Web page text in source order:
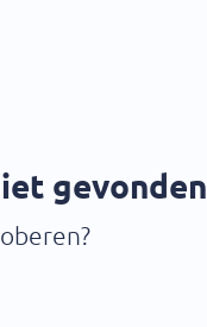
gevonden